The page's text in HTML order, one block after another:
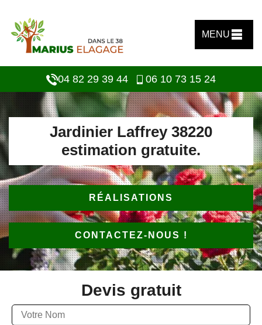
MENU
04 82 29 39 44 06 10 73 15 24
Jardinier Laffrey 38220
estimation gratuite.
RÉALISATIONS
CONTACTEZ-NOUS !
Devis gratuit